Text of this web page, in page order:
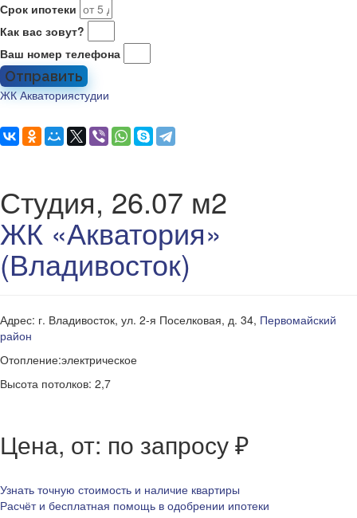
Срок ипотеки
Как вас зовут?
Ваш номер телефона
Отправить
ЖК Акваториястудии
Студия, 26.07 м2
ЖК «Акватория»
(Владивосток)
Адрес: г. Владивосток, ул. 2-я Поселковая, д. 34, Первомайский
район
Отопление:электрическое
Высота потолков: 2,7
Цена, от: по запросу ₽
Узнать точную стоимость и наличие квартиры
Расчёт и бесплатная помощь в одобрении ипотеки